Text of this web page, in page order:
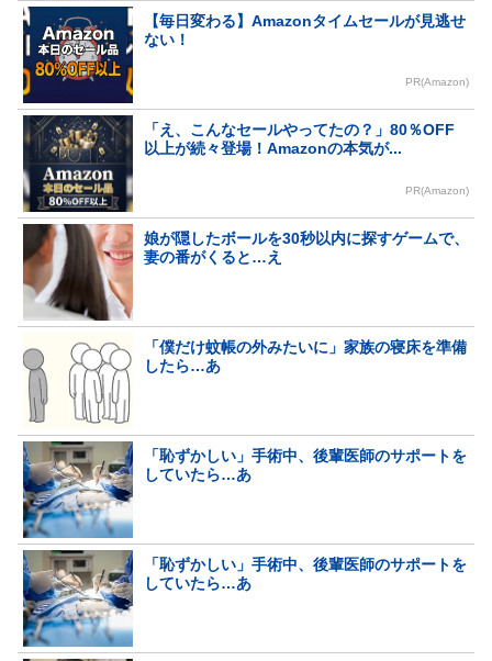
【毎日変わる】Amazonタイムセールが見逃せ
ない！
PR(Amazon)
「え、こんなセールやってたの？」80％OFF
以上が続々登場！Amazonの本気が...
PR(Amazon)
娘が隠したボールを30秒以内に探すゲームで、
妻の番がくると…え
「僕だけ蚊帳の外みたいに」家族の寝床を準備
したら…あ
「恥ずかしい」手術中、後輩医師のサポートを
していたら…あ
「恥ずかしい」手術中、後輩医師のサポートを
していたら…あ